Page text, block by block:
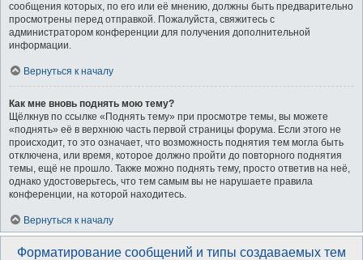
сообщения которых, по его или её мнению, должны быть предварительно
просмотрены перед отправкой. Пожалуйста, свяжитесь с
администратором конференции для получения дополнительной
информации.
Вернуться к началу
Как мне вновь поднять мою тему?
Щёлкнув по ссылке «Поднять тему» при просмотре темы, вы можете
«поднять» её в верхнюю часть первой страницы форума. Если этого не
происходит, то это означает, что возможность поднятия тем могла быть
отключена, или время, которое должно пройти до повторного поднятия
темы, ещё не прошло. Также можно поднять тему, просто ответив на неё,
однако удостоверьтесь, что тем самым вы не нарушаете правила
конференции, на которой находитесь.
Вернуться к началу
Форматирование сообщений и типы создаваемых тем